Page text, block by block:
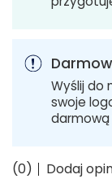
Wyślij do
swoje
darmową
(0) Dodaj